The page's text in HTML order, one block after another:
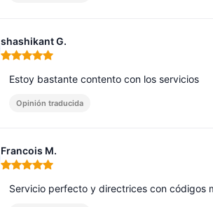
shashikant G.
Nota: 5 de 5
Estoy bastante contento con los servicios
Opinión traducida
Francois M.
Nota: 5 de 5
Servicio perfecto y directrices con códigos